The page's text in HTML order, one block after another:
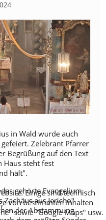
in Wald wurde auch
Zelebrant Pfarrer
Begrüßung auf den Text
Haus steht fest
hält".
gehörte Evangelium
aus Jericho"
der Abstammung
Einige sind technisch
von bestimmten Inhalten
sowie "Google Maps" usw.